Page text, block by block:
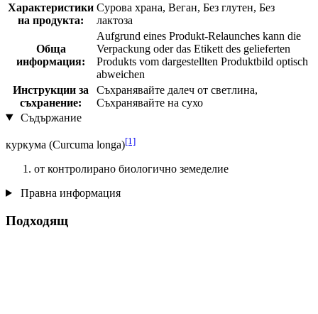
Характеристики
на продукта:
Сурова храна, Веган, Без глутен, Без
лактоза
Обща
информация:
Aufgrund eines Produkt-Relaunches kann die
Verpackung oder das Etikett des gelieferten
Produkts vom dargestellten Produktbild optisch
abweichen
Инструкции за
съхранение:
Съхранявайте далеч от светлина,
Съхранявайте на сухо
Съдържание
куркума (Curcuma longa)[1]
от контролирано биологично земеделие
Правна информация
Подходящ